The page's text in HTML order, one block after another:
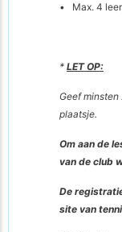
• Max. 4
* LET OP:
Geef
plaatsje.
Om aan de
van de club
De
site van